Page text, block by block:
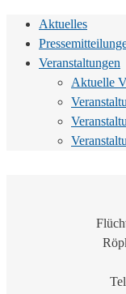
Aktuelles
Veranstaltungen
Aktuelle